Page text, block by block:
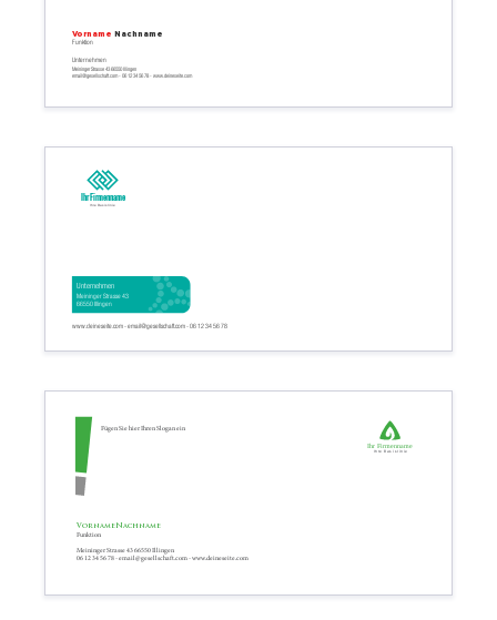
Meininger Strasse 43 66550 Illingen
email@gesellschaft.com - 06 12 34 56 78 - www.deineseite.com
Unternehmen
Vorname Nachname
Funktion
www.deineseite.com - email@gesellschaft.com - 06 12 34 56 78
Meininger Strasse 43
66550 Illingen
Unternehmen
Ihr Firmenname
Ihre Basislinie
06 12 34 56 78 - email@gesellschaft.com - www.deineseite.com
Meininger Strasse 43 66550 Illingen
Vorname Nachname
Funktion
Fügen Sie hier Ihren Slogan ein
Ihr Firmenname
Ihre Basislinie